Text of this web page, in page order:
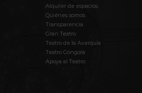
Alquiler de espacios
Quiénes somos
Transparencia
Gran Teatro
Teatro de la Axerquía
Teatro Góngora
Apoya al Teatro